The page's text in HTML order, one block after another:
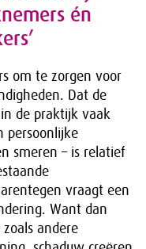
én
om te zorgen voor
Dat de
de praktijk vaak
persoonlijke
smeren – is relatief
vraagt een
Want dan
andere